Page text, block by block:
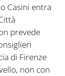
Casini entra
prevede
di Firenze
non con